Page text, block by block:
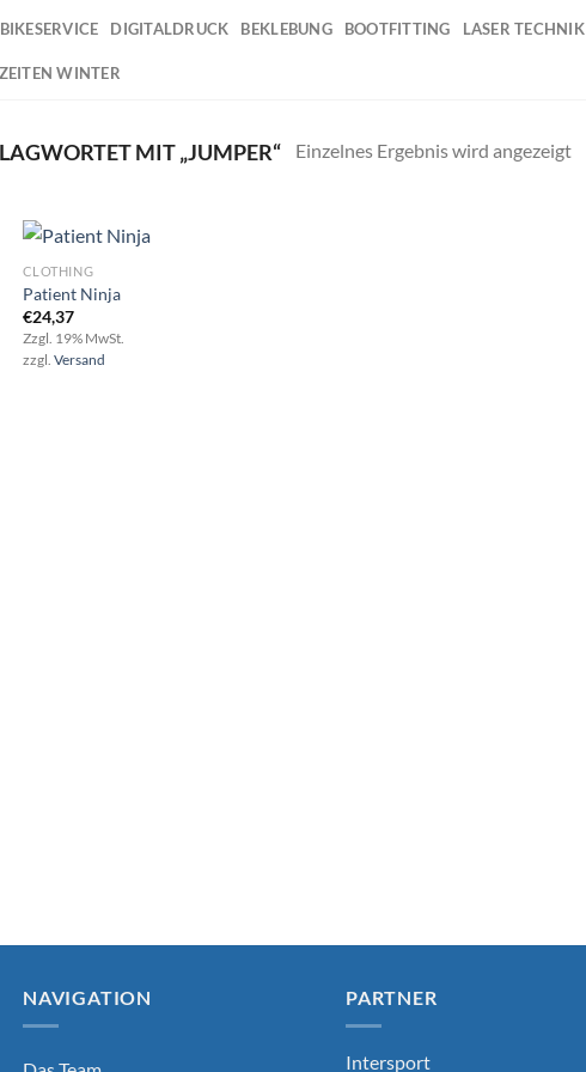
BIKESERVICE DIGITALDRUCK BEKLEBUNG BOOTFITTING LASER TECHNIK
WINTER
MIT „JUMPER“ Einzelnes Ergebnis wird angezeigt
CLOTHING
Patient Ninja
€24,37
Zzgl. 19% MwSt.
zzgl. Versand
NAVIGATION PARTNER
Intersport